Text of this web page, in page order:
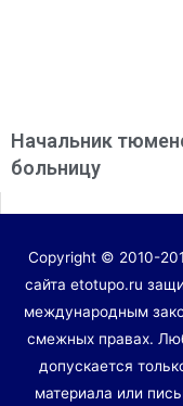
Начальник
больницу
Copyright © 2010-
сайта etotupo.ru
международным
смежных правах.
допускается
материала или